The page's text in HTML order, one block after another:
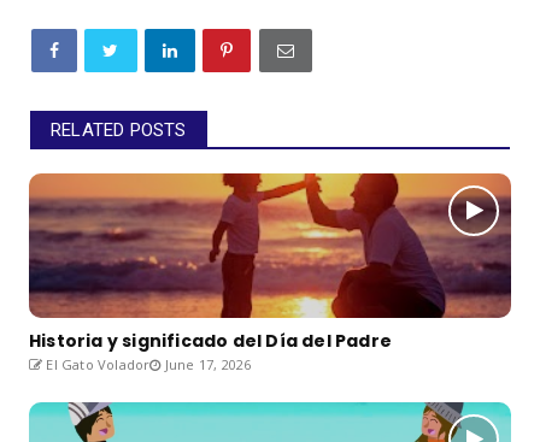
RELATED POSTS
Historia y significado del Día del Padre
El Gato Volador June 17, 2026